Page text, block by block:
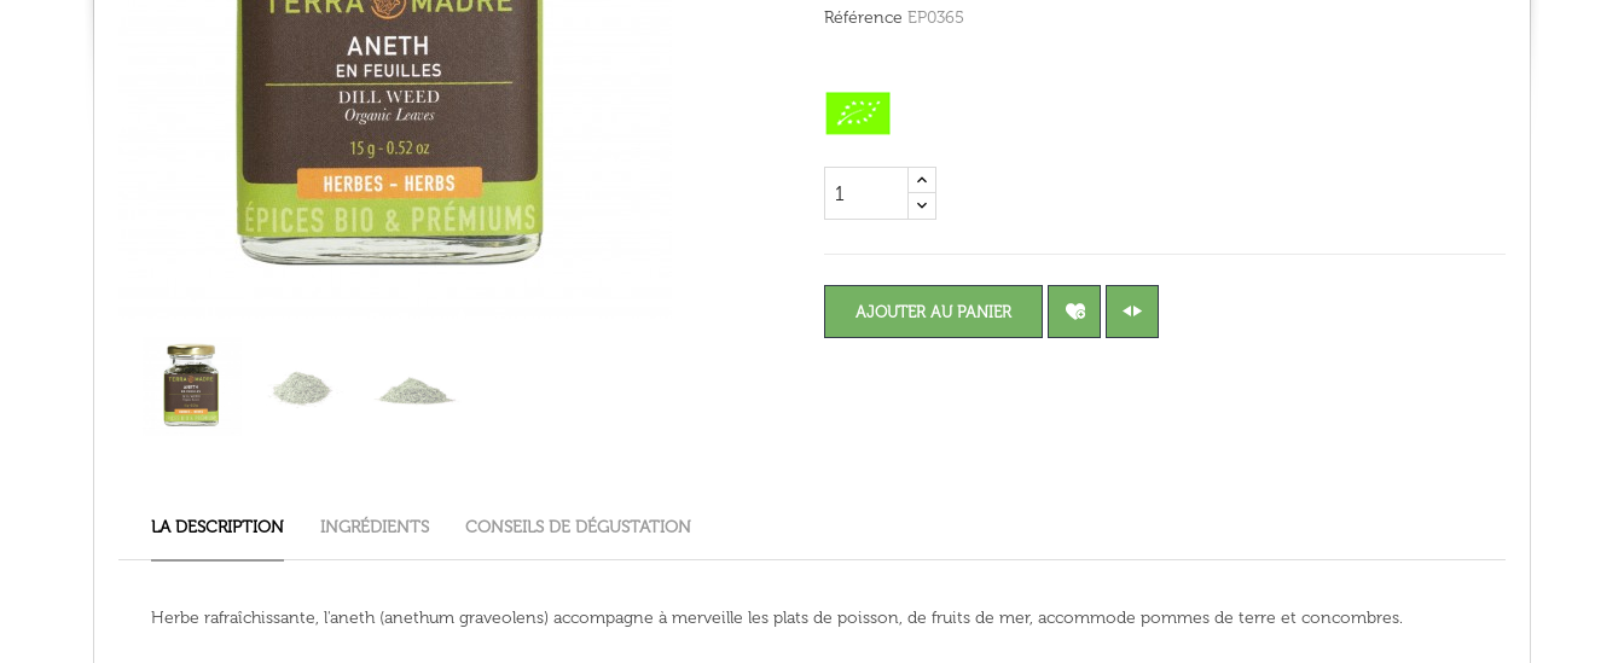
Référence EP0365
AJOUTER AU PANIER
LA DESCRIPTION INGRÉDIENTS CONSEILS DE DÉGUSTATION
Herbe rafraîchissante, l'aneth (anethum graveolens) accompagne à merveille les plats de poisson, de fruits de mer, accommode pommes de terre et concombres.